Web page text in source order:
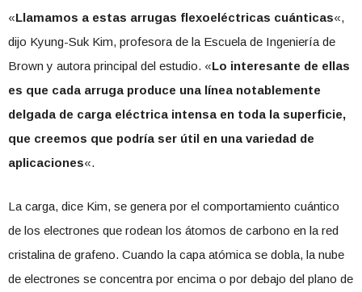
«Llamamos a estas arrugas flexoeléctricas cuánticas«,
dijo Kyung-Suk Kim, profesora de la Escuela de Ingeniería de
Brown y autora principal del estudio. «Lo interesante de ellas
es que cada arruga produce una línea notablemente
delgada de carga eléctrica intensa en toda la superficie,
que creemos que podría ser útil en una variedad de
aplicaciones«.
La carga, dice Kim, se genera por el comportamiento cuántico
de los electrones que rodean los átomos de carbono en la red
cristalina de grafeno. Cuando la capa atómica se dobla, la nube
de electrones se concentra por encima o por debajo del plano de